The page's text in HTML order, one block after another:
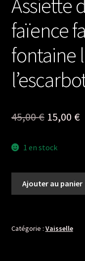
Assiette
faïence
fontaine
45,00€ Le
initial
était :
45,00 €.
15,00 €Le
1 en stock
en
Ajouter au panier
Catégorie : Vaisselle